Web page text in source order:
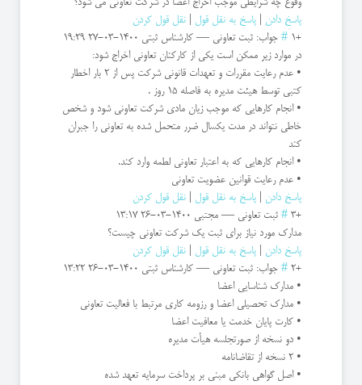
پاسخ دادن
پاسخ به نقل قول
نقل قول کردن
+1
# جواب: ثبت تعاونی — کارشناس ثبتی 1400-03-27 19:29
در موارد زیر ممکن است یکی از کارکنان تعاونی اخراج شود:
• عدم رعایت مقررات و تعهدات قانونی شرکت پس از 2 بار اخطار
کتبی توسط هیئت مدیره به فاصله 15 روز .
• انجام کارهایی که موجب زیان مادی شرکت تعاونی شود و شخص
خاطی نتواند در مدت یکسال ضرر متحمل شده به تعاونی را جبران
کند
• انجام کارهایی که به اعتبار تعاونی لطمه وارد کند.
• عدم رعایت قوانین عضویت تعاونی
پاسخ دادن
پاسخ به نقل قول
نقل قول کردن
+3
# ثبت تعاونی — مجتبی 1400-03-26 13:17
مدارک مورد نیاز برای ثبت یک شرکت تعاونی چیست؟
پاسخ دادن
پاسخ به نقل قول
نقل قول کردن
+2
# جواب: ثبت تعاونی — کارشناس ثبتی 1400-03-26 13:22
• مدارک شناسایی اعضا
• مدارک تحصیلی اعضا و رزومه کاری مرتبط با فعالیت تعاونی
• کارت پایان خدمت یا معافیت اعضا
• دو نسخه از صورتجلسه هيأت مديره
• 2 نسخه از تقاضانامه
• اصل گواهي بانکي مبني بر پرداخت سرمايه تعهد شده